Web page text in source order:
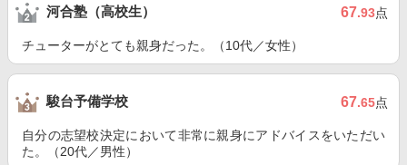
河合塾（高校生） 67.93点
チューターがとても親身だった。（10代／女性）
駿台予備学校 67.65点
自分の志望校決定において非常に親身にアドバイスをいただい
た。（20代／男性）